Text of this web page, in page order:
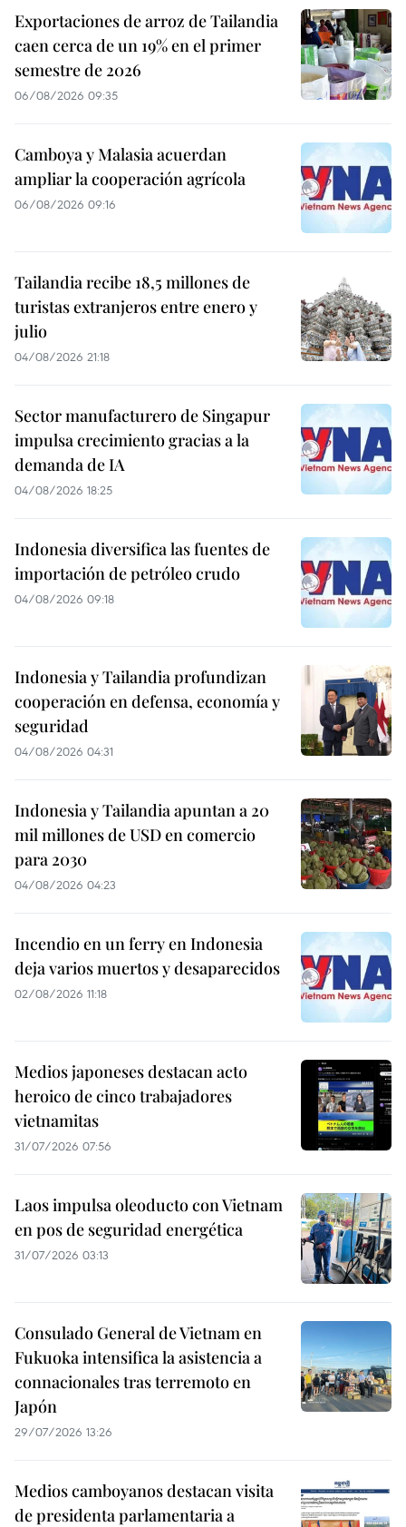
Exportaciones de arroz de Tailandia
caen cerca de un 19% en el primer
semestre de 2026
06/08/2026 09:35
Camboya y Malasia acuerdan
ampliar la cooperación agrícola
06/08/2026 09:16
Tailandia recibe 18,5 millones de
turistas extranjeros entre enero y
julio
04/08/2026 21:18
Sector manufacturero de Singapur
impulsa crecimiento gracias a la
demanda de IA
04/08/2026 18:25
Indonesia diversifica las fuentes de
importación de petróleo crudo
04/08/2026 09:18
Indonesia y Tailandia profundizan
cooperación en defensa, economía y
seguridad
04/08/2026 04:31
Indonesia y Tailandia apuntan a 20
mil millones de USD en comercio
para 2030
04/08/2026 04:23
Incendio en un ferry en Indonesia
deja varios muertos y desaparecidos
02/08/2026 11:18
Medios japoneses destacan acto
heroico de cinco trabajadores
vietnamitas
31/07/2026 07:56
Laos impulsa oleoducto con Vietnam
en pos de seguridad energética
31/07/2026 03:13
Consulado General de Vietnam en
Fukuoka intensifica la asistencia a
connacionales tras terremoto en
Japón
29/07/2026 13:26
Medios camboyanos destacan visita
de presidenta parlamentaria a